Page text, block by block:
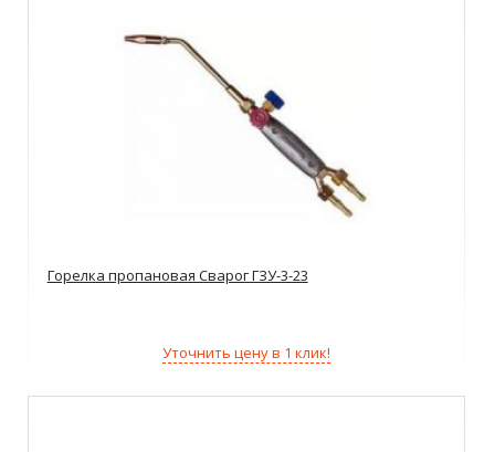
Горелка пропановая Сварог ГЗУ-3-23
Уточнить цену в 1 клик!